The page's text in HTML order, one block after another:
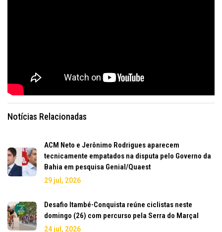
Notícias Relacionadas
ACM Neto e Jerônimo Rodrigues aparecem
tecnicamente empatados na disputa pelo Governo da
Bahia em pesquisa Genial/Quaest
29 jul, 2026
Desafio Itambé-Conquista reúne ciclistas neste
domingo (26) com percurso pela Serra do Marçal
24 jul, 2026